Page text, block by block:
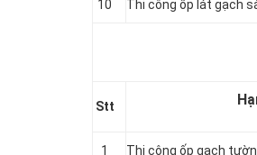
10 Thi công ốp lát gạch
Stt
1 Thi công ốp gạch